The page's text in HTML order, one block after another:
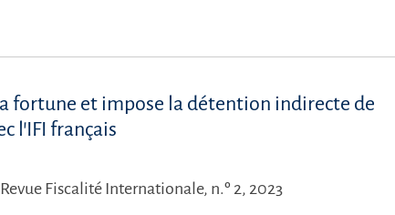
fortune et impose la détention indirecte de
l’IFI français
Revue Fiscalité Internationale, n.º 2, 2023